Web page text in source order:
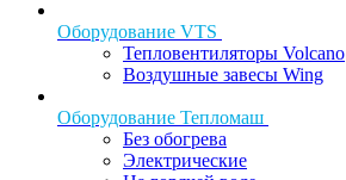
Оборудование VTS
Тепловентиляторы Volcano
Воздушные завесы Wing
Оборудование Тепломаш
Без обогрева
Электрические